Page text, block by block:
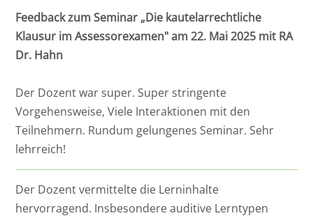
Feedback zum Seminar „Die kautelarrechtliche
Klausur im Assessorexamen" am 22. Mai 2025 mit RA
Dr. Hahn
Der Dozent war super. Super stringente
Vorgehensweise, Viele Interaktionen mit den
Teilnehmern. Rundum gelungenes Seminar. Sehr
lehrreich!
Der Dozent vermittelte die Lerninhalte
hervorragend. Insbesondere auditive Lerntypen